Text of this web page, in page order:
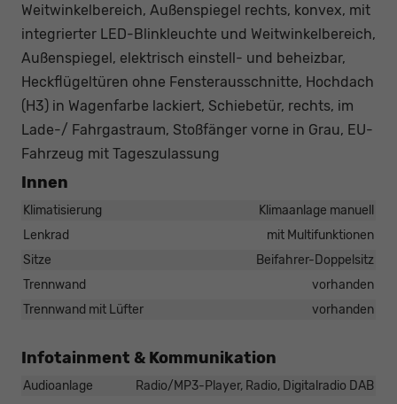
Weitwinkelbereich, Außenspiegel rechts, konvex, mit
integrierter LED-Blinkleuchte und Weitwinkelbereich,
Außenspiegel, elektrisch einstell- und beheizbar,
Heckflügeltüren ohne Fensterausschnitte, Hochdach
(H3) in Wagenfarbe lackiert, Schiebetür, rechts, im
Lade-/ Fahrgastraum, Stoßfänger vorne in Grau, EU-
Fahrzeug mit Tageszulassung
Innen
Klimatisierung
Klimaanlage manuell
Lenkrad
mit Multifunktionen
Sitze
Beifahrer-Doppelsitz
Trennwand
vorhanden
Trennwand mit Lüfter
vorhanden
Infotainment & Kommunikation
Audioanlage
Radio/MP3-Player, Radio, Digitalradio DAB